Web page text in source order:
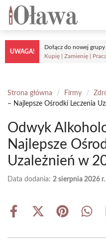
Przejdź
treści
UWAGA!
Dołącz do nowej grupy
Kupię | Zamienię |
Strona główna / Firmy /
– Najlepsze Ośrodki Leczenia
Odwyk
Najlepsze
Uzależnień w
Data dodania: 2 sierpnia 2026 r.
Share
Share
(Twitter)
Share Share